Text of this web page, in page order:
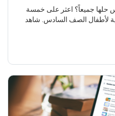
جميعاً؟ اعثر على خمسة
لأطفال الصف السادس. شاهد